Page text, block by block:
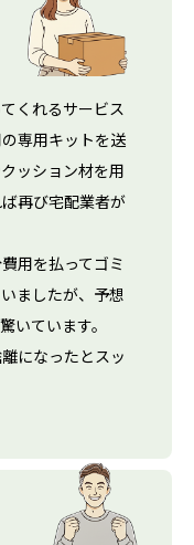
くれるサービス
専用キットを送
ッション材を用
再び宅配業者が
用を払ってゴミ
ましたが、予想
いています。
になったとスッ